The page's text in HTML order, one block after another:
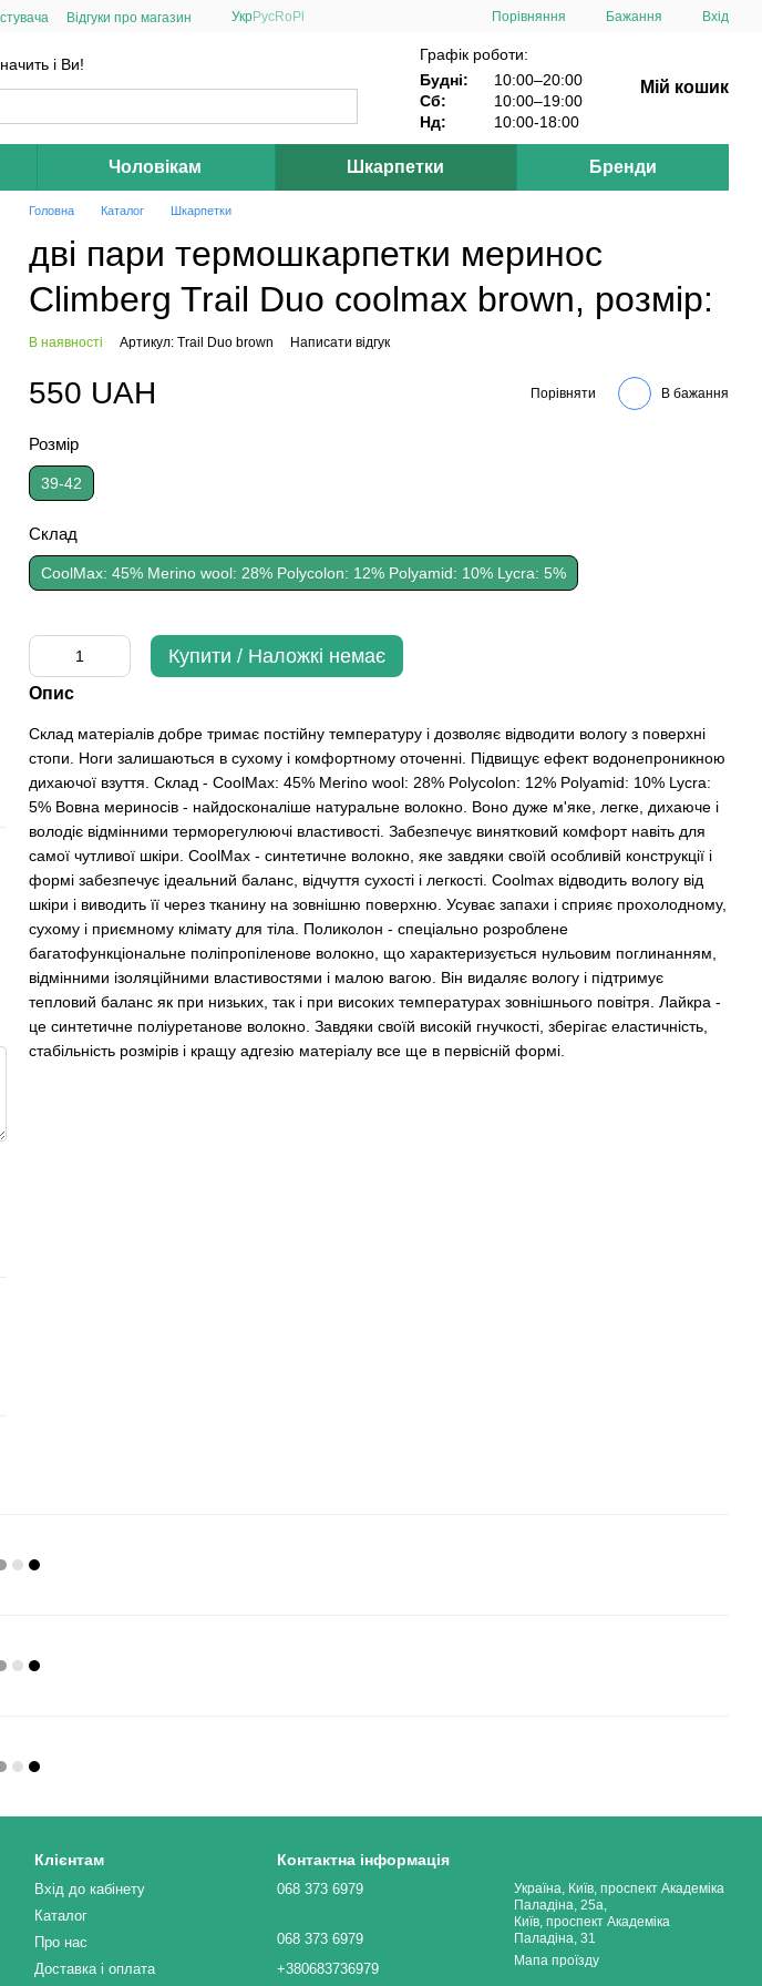
Відгуки про магазин УкрРусRo Pl Порівняння Бажання Вхід
і Ви!
Графік роботи:
Будні:
10:00–20:00
Сб:
10:00–19:00
Нд:
10:00-18:00
Мій кошик
Чоловікам Шкарпетки Бренди
Головна Каталог Шкарпетки
дві пари термошкарпетки меринос
Climberg Trail Duo coolmax brown, розмір:
В наявності Артикул: Trail Duo brown Написати відгук
550 UAH Порівняти В бажання
Розмір
39-42
Склад
CoolMax: 45% Merino wool: 28% Polycolon: 12% Polyamid: 10% Lycra: 5%
Купити / Наложкі немає
Опис
Склад матеріалів добре тримає постійну температуру і дозволяє відводити вологу з поверхні
стопи. Ноги залишаються в сухому і комфортному оточенні. Підвищує ефект водонепроникною
дихаючої взуття. Склад - CoolMax: 45% Merino wool: 28% Polycolon: 12% Polyamid: 10% Lycra:
5% Вовна мериносів - найдосконаліше натуральне волокно. Воно дуже м'яке, легке, дихаюче і
володіє відмінними терморегулюючі властивості. Забезпечує винятковий комфорт навіть для
самої чутливої шкіри. CoolMax - синтетичне волокно, яке завдяки своїй особливій конструкції і
формі забезпечує ідеальний баланс, відчуття сухості і легкості. Coolmax відводить вологу від
шкіри і виводить її через тканину на зовнішню поверхню. Усуває запахи і сприяє прохолодному,
сухому і приємному клімату для тіла. Поликолон - спеціально розроблене
багатофункціональне поліпропіленове волокно, що характеризується нульовим поглинанням,
відмінними ізоляційними властивостями і малою вагою. Він видаляє вологу і підтримує
тепловий баланс як при низьких, так і при високих температурах зовнішнього повітря. Лайкра -
це синтетичне поліуретанове волокно. Завдяки своїй високій гнучкості, зберігає еластичність,
стабільність розмірів і кращу адгезію матеріалу все ще в первісній формі.
Клієнтам
Вхід до кабінету
Каталог
Про нас
Доставка і оплата
Контактна інформація
068 373 6979
068 373 6979
+380683736979
Україна, Київ, проспект Академіка
Паладіна, 25а,
Київ, проспект Академіка
Паладіна, 31
Мапа проїзду